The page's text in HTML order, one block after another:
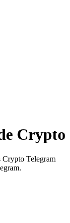
Crypto
Crypto Telegram